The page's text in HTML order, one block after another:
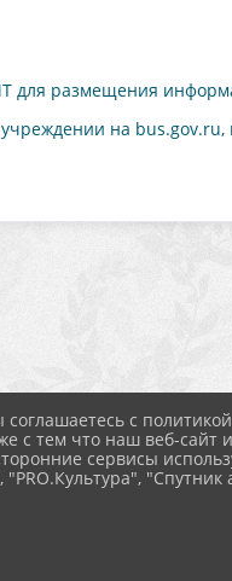
размещения
на bus.gov.ru,
с
с тем что наш веб-сайт
сервисы
"PRO.Культура", "Спутник